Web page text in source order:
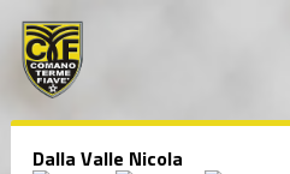
Dalla Valle Nicola